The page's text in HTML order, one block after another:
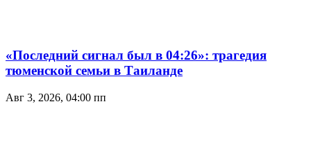
«Последний сигнал был в 04:26»: трагедия
тюменской семьи в Таиланде
Авг 3, 2026, 04:00 пп